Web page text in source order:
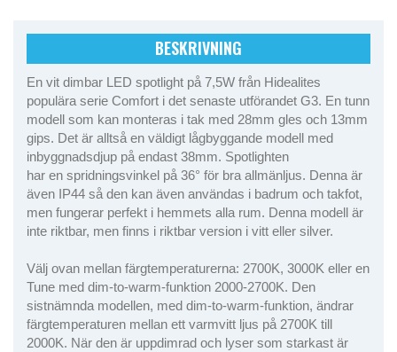
BESKRIVNING
En vit dimbar LED spotlight på 7,5W från Hidealites
populära serie Comfort i det senaste utförandet G3. En tunn
modell som kan monteras i tak med 28mm gles och 13mm
gips. Det är alltså en väldigt lågbyggande modell med
inbyggnadsdjup på endast 38mm. Spotlighten
har en spridningsvinkel på 36° för bra allmänljus. Denna är
även IP44 så den kan även användas i badrum och takfot,
men fungerar perfekt i hemmets alla rum. Denna modell är
inte riktbar, men finns i riktbar version i vitt eller silver.
Välj ovan mellan färgtemperaturerna: 2700K, 3000K eller en
Tune med dim-to-warm-funktion 2000-2700K. Den
sistnämnda modellen, med dim-to-warm-funktion, ändrar
färgtemperaturen mellan ett varmvitt ljus på 2700K till
2000K. När den är uppdimrad och lyser som starkast är